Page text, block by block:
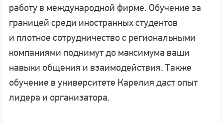
работу в международной фирме. Обучение за
границей среди иностранных студентов
и плотное сотрудничество с региональными
компаниями поднимут до максимума ваши
навыки общения и взаимодействия. Также
обучение в университете Карелия даст опыт
лидера и организатора.